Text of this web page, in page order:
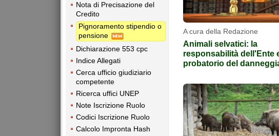
Nota di Precisazione del
Credito
Pignoramento stipendio o
pensione
Dichiarazione 553 cpc
Indice Allegati
Cerca ufficio giudiziario
competente
Ricerca uffici UNEP
Note Iscrizione Ruolo
Codici Iscrizione Ruolo
Calcolo Impronta Hash
A cura della Redazione
Animali selvatici: la
responsabilità dell'Ente
probatorio del